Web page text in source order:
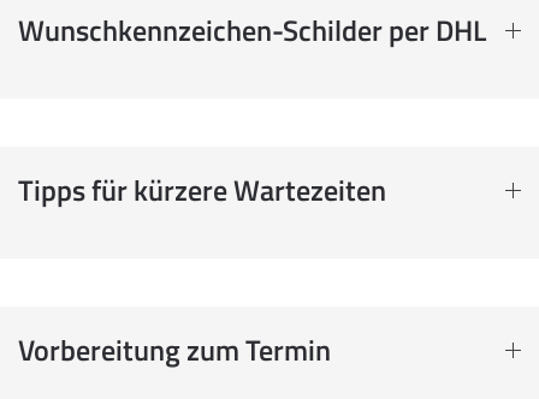
Wunschkennzeichen-Schilder per DHL
Tipps für kürzere Wartezeiten
Vorbereitung zum Termin